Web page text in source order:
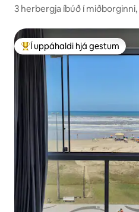
3 herbergja íbúð í
Í mestu uppáhaldi hjá gestum
Í uppáhaldi hjá gestum